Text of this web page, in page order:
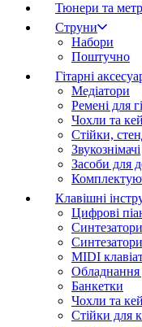
Тюнери та
Струни
Набори
Поштучно
Гітарні
Медіатори
Ремені для
Чохли та
Стійки,
Звукознімачі
Засоби для
Клавішні
Цифрові
Синтезатори
MIDI
Обладнання
Банкетки
Чохли та
Стійки для